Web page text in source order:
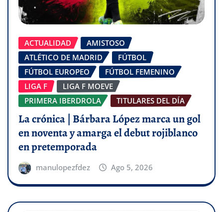
ACTUALIDAD
AMISTOSO
ATLÉTICO DE MADRID
FÚTBOL
FÚTBOL EUROPEO
FÚTBOL FEMENINO
LIGA F
LIGA F MOEVE
PRIMERA IBERDROLA
TITULARES DEL DÍA
La crónica | Bárbara López marca un gol
en noventa y amarga el debut rojiblanco
en pretemporada
manulopezfdez Ago 5, 2026